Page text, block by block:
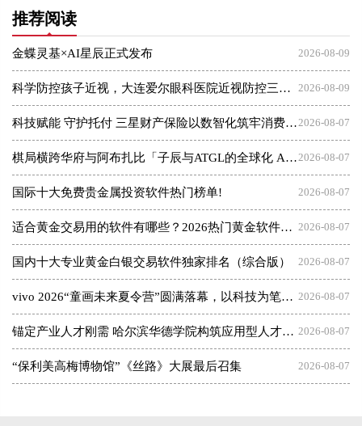
推荐阅读
2026-08-09
金蝶灵基×AI星辰正式发布
2026-08-09
科学防控孩子近视，大连爱尔眼科医院近视防控三大倡议发布会
2026-08-07
科技赋能 守护托付 三星财产保险以数智化筑牢消费者权益保护屏障
2026-08-07
棋局横跨华府与阿布扎比「子辰与ATGL的全球化 AI 资本突围战」
2026-08-07
国际十大免费贵金属投资软件热门榜单!
2026-08-07
适合黄金交易用的软件有哪些？2026热门黄金软件速览！
2026-08-07
国内十大专业黄金白银交易软件独家排名（综合版）
2026-08-07
vivo 2026“童画未来夏令营”圆满落幕，以科技为笔，绘就美育未来
2026-08-07
锚定产业人才刚需 哈尔滨华德学院构筑应用型人才成长高地
2026-08-07
“保利美高梅博物馆”《丝路》大展最后召集